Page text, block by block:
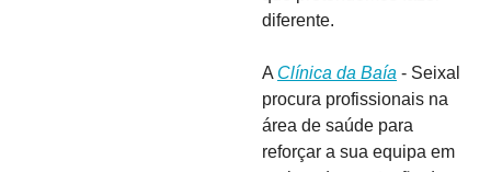
diferente.
A Clínica da Baía - Seixal
procura profissionais na
área de saúde para
reforçar a sua equipa em